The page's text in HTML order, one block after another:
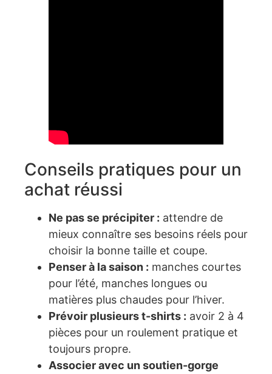
Conseils pratiques pour un
achat réussi
Ne pas se précipiter : attendre de
mieux connaître ses besoins réels pour
choisir la bonne taille et coupe.
Penser à la saison : manches courtes
pour l’été, manches longues ou
matières plus chaudes pour l’hiver.
Prévoir plusieurs t-shirts : avoir 2 à 4
pièces pour un roulement pratique et
toujours propre.
Associer avec un soutien-gorge